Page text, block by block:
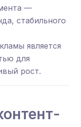
—
стабильного
является
для
рост.